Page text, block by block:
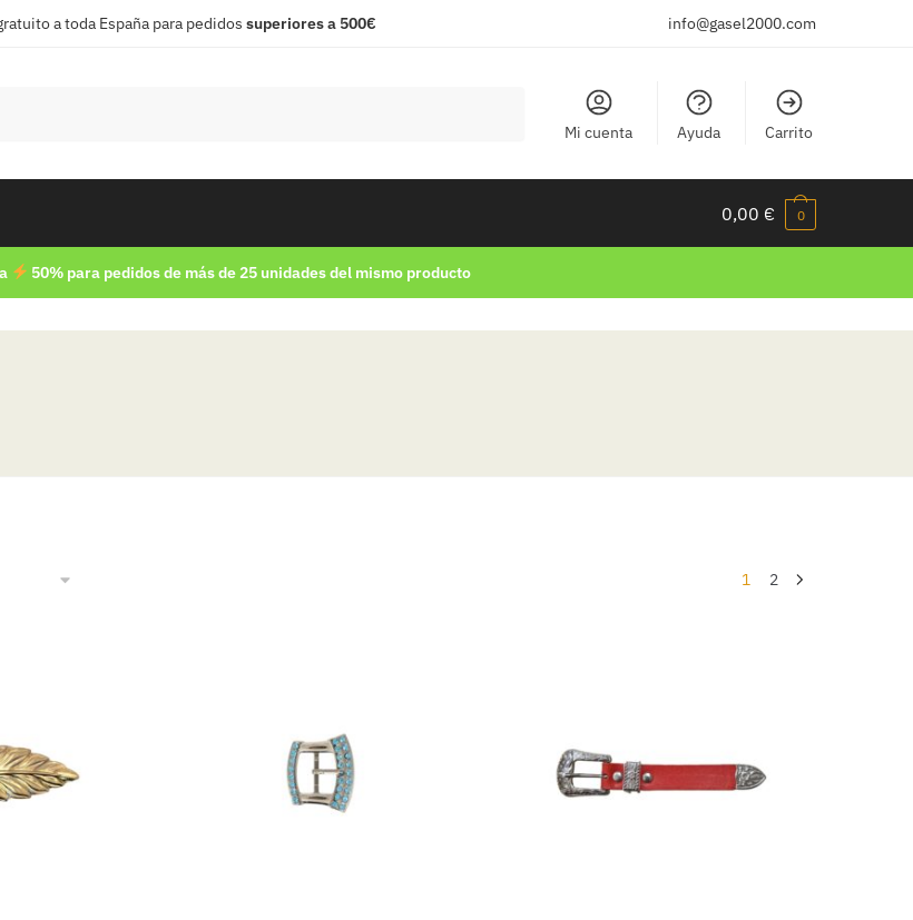
a toda España para pedidos superiores a 500€ info@gasel2000.com
Mi cuenta Ayuda Carrito
0,00 € 0
50% para pedidos de más de 25 unidades del mismo producto
1 2